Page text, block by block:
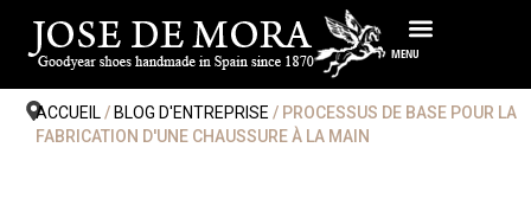
contenu
MENU
ACCUEIL / BLOG D'ENTREPRISE / PROCESSUS DE BASE POUR LA
FABRICATION D'UNE CHAUSSURE À LA MAIN